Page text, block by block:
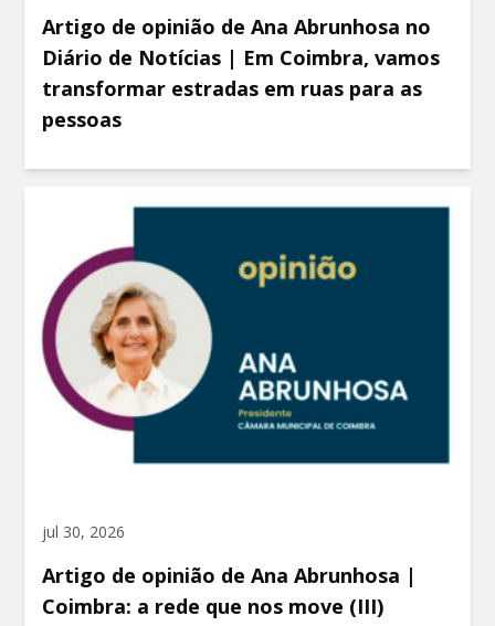
Artigo de opinião de Ana Abrunhosa no
Diário de Notícias | Em Coimbra, vamos
transformar estradas em ruas para as
pessoas
jul 30, 2026
Artigo de opinião de Ana Abrunhosa |
Coimbra: a rede que nos move (III)